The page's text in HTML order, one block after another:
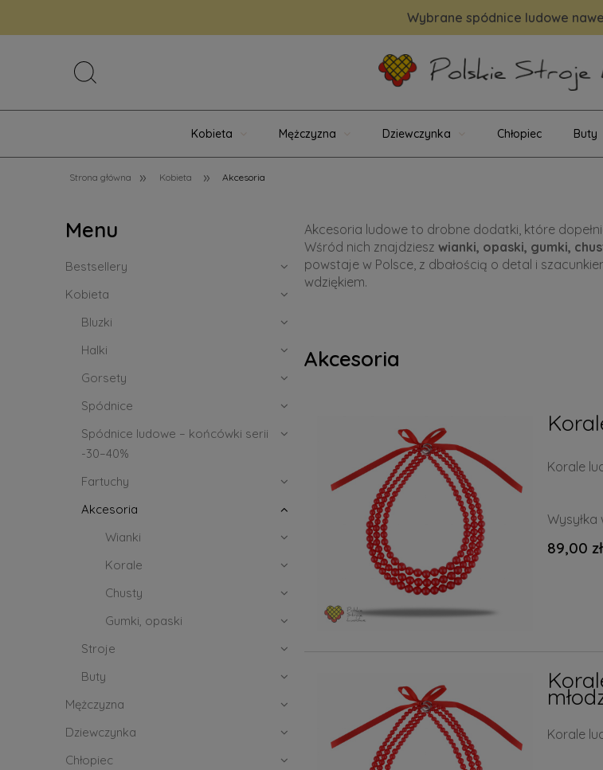
Wybrane spódnice ludowe
Kobieta Mężczyzna Dziewczynka Chłopiec Buty
Strona główna » Kobieta » Akcesoria
Menu
Bestsellery
Kobieta
Bluzki
Halki
Gorsety
Spódnice
Spódnice ludowe – końcówki serii
-30–40%
Fartuchy
Akcesoria
Wianki
Korale
Chusty
Gumki, opaski
Stroje
Buty
Mężczyzna
Dziewczynka
Chłopiec
Akcesoria ludowe to drobne dodatki, które
Wśród nich znajdziesz wianki, opaski, gumki,
powstaje w Polsce, z dbałością o detal i
wdziękiem.
Akcesoria
Korale
Wysyłka
89,00 zł
Korale